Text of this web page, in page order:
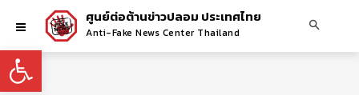
Open toolbar
ศูนย์ต่อต้านข่าวปลอม ประเทศไทย
Anti-Fake News Center Thailand